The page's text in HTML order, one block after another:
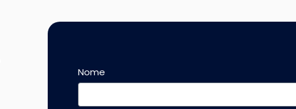
Nome